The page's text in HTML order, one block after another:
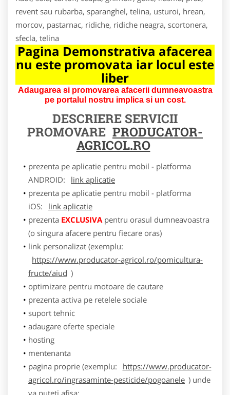
revent sau rubarba, sparanghel, telina, usturoi, hrean,
morcov, pastarnac, ridiche, ridiche neagra, scortonera,
sfecla, telina
Pagina Demonstrativa afacerea
nu este promovata iar locul este
liber
Adaugarea si promovarea afacerii dumneavoastra
pe portalul nostru implica si un cost.
DESCRIERE SERVICII
PROMOVARE PRODUCATOR-
AGRICOL.RO
prezenta pe aplicatie pentru mobil - platforma
ANDROID:
link aplicatie
prezenta pe aplicatie pentru mobil - platforma
iOS:
link aplicatie
prezenta EXCLUSIVApentru orasul dumneavoastra
(o singura afacere pentru fiecare oras)
link personalizat (exemplu:
https://www.producator-agricol.ro/pomicultura-
fructe/aiud )
optimizare pentru motoare de cautare
prezenta activa pe retelele sociale
suport tehnic
adaugare oferte speciale
hosting
mentenanta
pagina proprie (exemplu:
https://www.producator-
agricol.ro/ingrasaminte-pesticide/pogoanele ) unde
va puteti afisa: